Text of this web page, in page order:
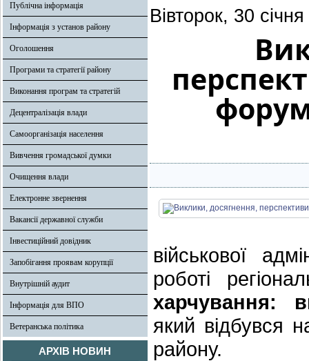
Публічна інформація
Інформація з установ району
Оголошення
Програми та стратегії району
Виконання програм та стратегій
Децентралізація влади
Самоорганізація населення
Вивчення громадської думки
Очищення влади
Електронне звернення
Вакансії державної служби
Інвестиційний довідник
Запобігання проявам корупції
Внутрішній аудит
Інформація для ВПО
Ветеранська політика
АРХІВ НОВИН
Вівторок, 30
військової
роботі
харчування:
який відбувся
району.